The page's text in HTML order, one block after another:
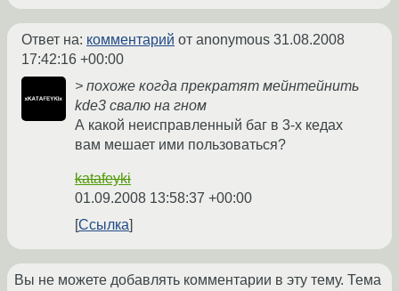
Ответ на: комментарий от anonymous 31.08.2008
17:42:16 +00:00
> похоже когда прекратят мейнтейнить
kde3 свалю на гном
А какой неисправленный баг в 3-х кедах
вам мешает ими пользоваться?
katafeyki
01.09.2008 13:58:37 +00:00
Ссылка
Вы не можете добавлять комментарии в эту тему. Тема